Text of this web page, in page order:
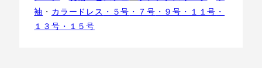
袖 ・ カラードレス ・５号 ・７号 ・９号 ・１１号 ・
１３号 ・１５号